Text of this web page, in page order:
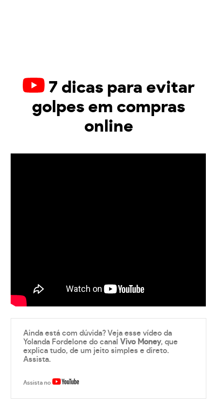
7 dicas para evitar
golpes em compras
online
Ainda está com dúvida? Veja esse vídeo da
Yolanda Fordelone do canalVivo Money, que
explica tudo, de um jeito simples e direto.
Assista.
Assista no